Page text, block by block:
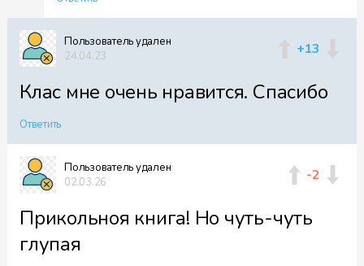
Файл 58
Файл 59
Пользователь удален
24.04.23
+13
Клас мне очень нравится. Спасибо
Ответить
Пользователь удален
02.03.26
-2
Прикольноя книга! Но чуть-чуть
глупая